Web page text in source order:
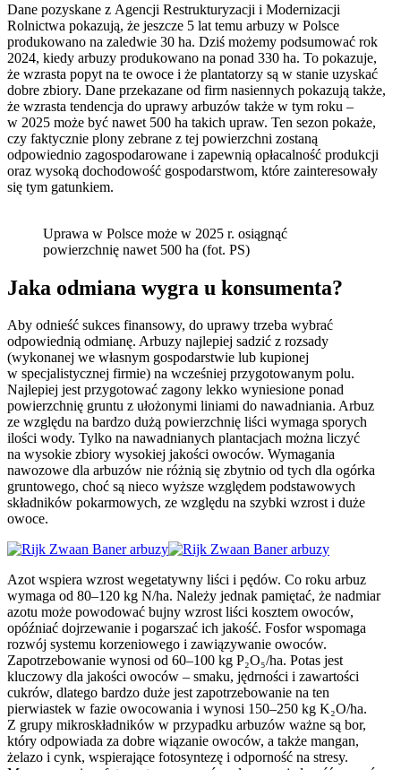
Dane pozyskane z Agencji Restrukturyzacji i Modernizacji
Rolnictwa pokazują, że jeszcze 5 lat temu arbuzy w Polsce
produkowano na zaledwie 30 ha. Dziś możemy podsumować rok
2024, kiedy arbuzy produkowano na ponad 330 ha. To pokazuje,
że wzrasta popyt na te owoce i że plantatorzy są w stanie uzyskać
dobre zbiory. Dane przekazane od firm nasiennych pokazują także,
że wzrasta tendencja do uprawy arbuzów także w tym roku –
w 2025 może być nawet 500 ha takich upraw. Ten sezon pokaże,
czy faktycznie plony zebrane z tej powierzchni zostaną
odpowiednio zagospodarowane i zapewnią opłacalność produkcji
oraz wysoką dochodowość gospodarstwom, które zainteresowały
się tym gatunkiem.
Uprawa w Polsce może w 2025 r. osiągnąć
powierzchnię nawet 500 ha (fot. PS)
Jaka odmiana wygra u konsumenta?
Aby odnieść sukces finansowy, do uprawy trzeba wybrać
odpowiednią odmianę. Arbuzy najlepiej sadzić z rozsady
(wykonanej we własnym gospodarstwie lub kupionej
w specjalistycznej firmie) na wcześniej przygotowanym polu.
Najlepiej jest przygotować zagony lekko wyniesione ponad
powierzchnię gruntu z ułożonymi liniami do nawadniania. Arbuz
ze względu na bardzo dużą powierzchnię liści wymaga sporych
ilości wody. Tylko na nawadnianych plantacjach można liczyć
na wysokie zbiory wysokiej jakości owoców. Wymagania
nawozowe dla arbuzów nie różnią się zbytnio od tych dla ogórka
gruntowego, choć są nieco wyższe względem podstawowych
składników pokarmowych, ze względu na szybki wzrost i duże
owoce.
Azot wspiera wzrost wegetatywny liści i pędów. Co roku arbuz
wymaga od 80–120 kg N/ha. Należy jednak pamiętać, że nadmiar
azotu może powodować bujny wzrost liści kosztem owoców,
opóźniać dojrzewanie i pogarszać ich jakość. Fosfor wspomaga
rozwój systemu korzeniowego i zawiązywanie owoców.
Zapotrzebowanie wynosi od 60–100 kg P₂O₅/ha. Potas jest
kluczowy dla jakości owoców – smaku, jędrności i zawartości
cukrów, dlatego bardzo duże jest zapotrzebowanie na ten
pierwiastek w fazie owocowania i wynosi 150–250 kg K₂O/ha.
Z grupy mikroskładników w przypadku arbuzów ważne są bor,
który odpowiada za dobre wiązanie owoców, a także mangan,
żelazo i cynk, wspierające fotosyntezę i odporność na stresy.